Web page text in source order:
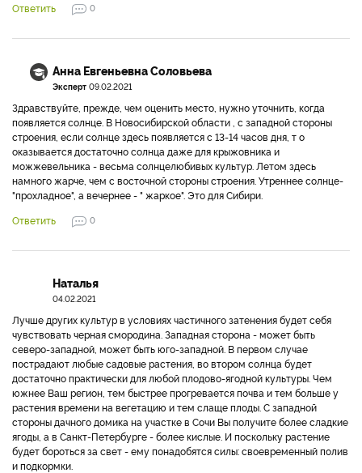
Ответить
0
Анна Евгеньевна Соловьева
Эксперт 09.02.2021
Здравствуйте, прежде, чем оценить место, нужно уточнить, когда
появляется солнце. В Новосибирской области , с западной стороны
строения, если солнце здесь появляется с 13-14 часов дня, т о
оказывается достаточно солнца даже для крыжовника и
можжевельника - весьма солнцелюбивых культур. Летом здесь
намного жарче, чем с восточной стороны строения. Утреннее солнце-
"прохладное", а вечернее - " жаркое". Это для Сибири.
Ответить
0
Наталья
04.02.2021
Лучше других культур в условиях частичного затенения будет себя
чувствовать черная смородина. Западная сторона - может быть
северо-западной, может быть юго-западной. В первом случае
пострадают любые садовые растения, во втором солнца будет
достаточно практически для любой плодово-ягодной культуры. Чем
южнее Ваш регион, тем быстрее прогревается почва и тем больше у
растения времени на вегетацию и тем слаще плоды. С западной
стороны дачного домика на участке в Сочи Вы получите более сладкие
ягоды, а в Санкт-Петербурге - более кислые. И поскольку растение
будет бороться за свет - ему понадобятся силы: своевременный полив
и подкормки.